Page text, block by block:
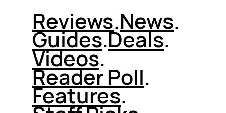
Reviews.News.
Guides.Deals.
Videos.
Reader Poll.
Features.